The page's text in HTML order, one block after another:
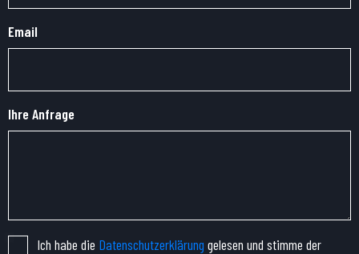
Email
Ihre Anfrage
Ich habe die Datenschutzerklärung gelesen und stimme der